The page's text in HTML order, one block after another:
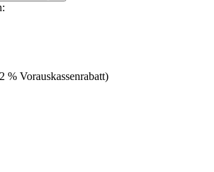
% Vorauskassenrabatt)